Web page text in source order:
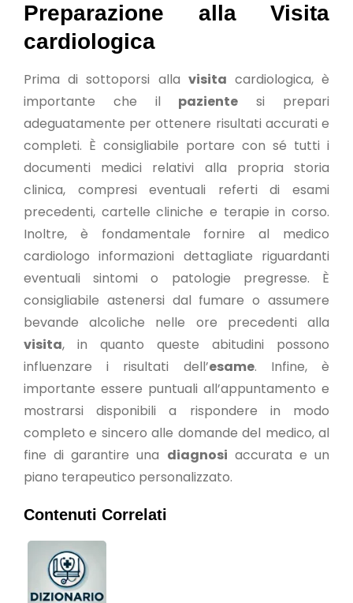
Preparazione alla Visita
cardiologica
Prima di sottoporsi alla visita cardiologica, è
importante che il paziente si prepari
adeguatamente per ottenere risultati accurati e
completi. È consigliabile portare con sé tutti i
documenti medici relativi alla propria storia
clinica, compresi eventuali referti di esami
precedenti, cartelle cliniche e terapie in corso.
Inoltre, è fondamentale fornire al medico
cardiologo informazioni dettagliate riguardanti
eventuali sintomi o patologie pregresse. È
consigliabile astenersi dal fumare o assumere
bevande alcoliche nelle ore precedenti alla
visita, in quanto queste abitudini possono
influenzare i risultati dell’esame. Infine, è
importante essere puntuali all’appuntamento e
mostrarsi disponibili a rispondere in modo
completo e sincero alle domande del medico, al
fine di garantire una diagnosi accurata e un
piano terapeutico personalizzato.
Contenuti Correlati